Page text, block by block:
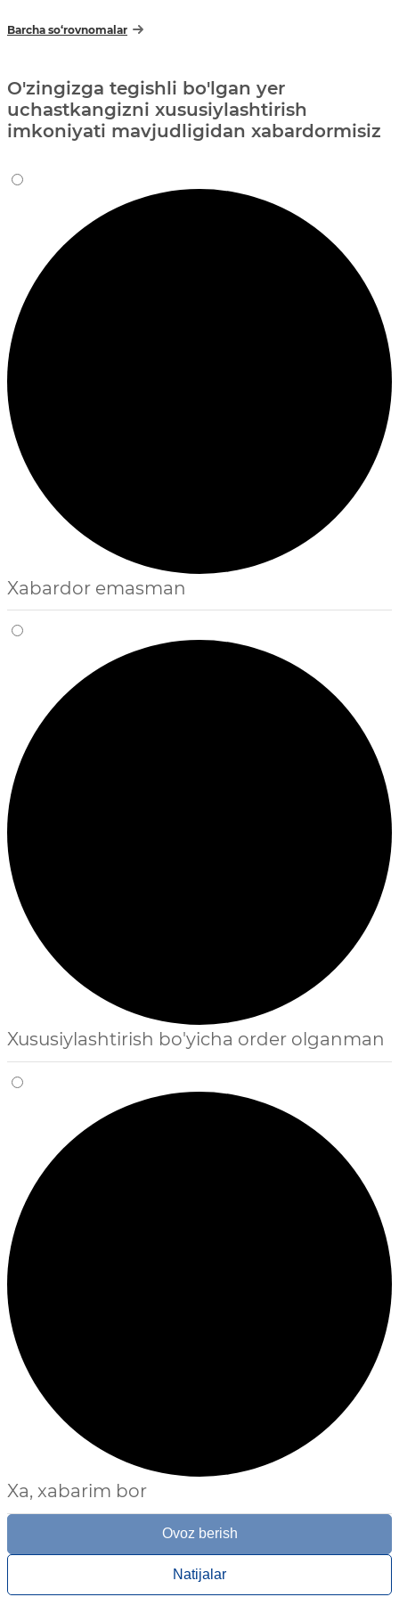
Barcha so‘rovnomalar
O'zingizga tegishli bo'lgan yer
uchastkangizni xususiylashtirish
imkoniyati mavjudligidan xabardormisiz
Xabardor emasman
Xususiylashtirish bo'yicha order olganman
Xa, xabarim bor
Ovoz berish
Natijalar